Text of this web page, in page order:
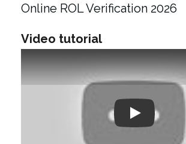
Online ROL Verification 2026
Video tutorial
Play: Keynote